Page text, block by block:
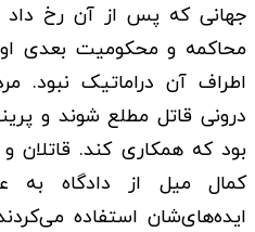
جهانی که پس از آن رخ داد
محاکمه و محکومیت بعدی
اطراف آن دراماتیک نبود.
درونی قاتل مطلع شوند و
بود که همکاری کند. قاتلان
کمال میل از دادگاه به
ایده‌های‌شان استفاده